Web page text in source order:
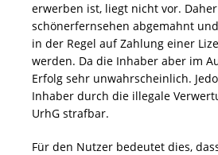
erwerben ist, liegt nicht vor.
schönerfernsehen abgemahnt
in der Regel auf Zahlung einer
werden. Da die Inhaber aber im
Erfolg sehr unwahrscheinlich.
Inhaber durch die illegale
UrhG strafbar.
Für den Nutzer bedeutet dies,